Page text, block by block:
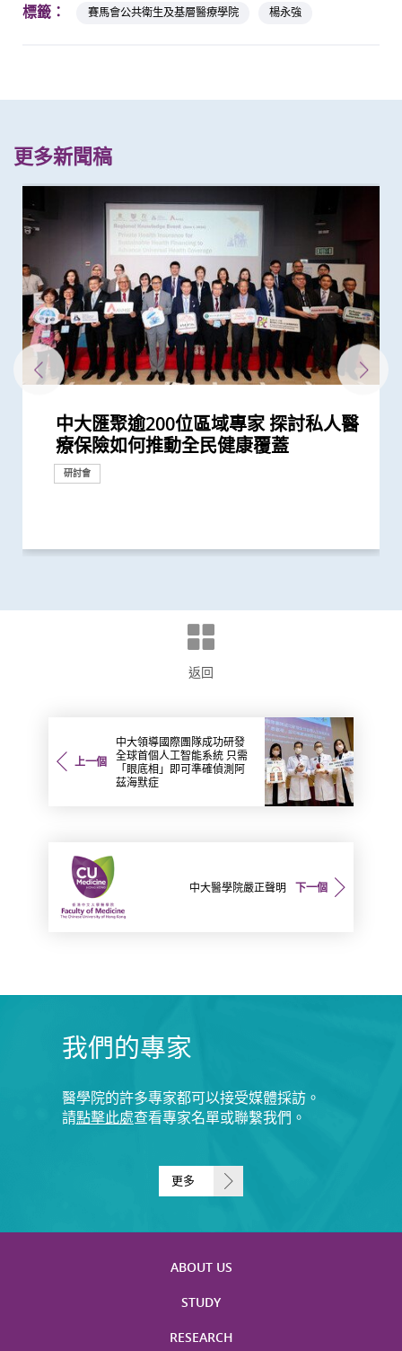
標籤： 賽馬會公共衛生及基層醫療學院 楊永強
更多新聞稿
中大匯聚逾200位區域專家 探討私人醫
療保險如何推動全民健康覆蓋
研討會
「賽馬會共建健康家庭計劃」開展第二
階段 加強支援本港多元族裔社群精神
健康
逾140位來自八個國家及地區代表雲集
中大 探討私人醫療保險在亞太地區醫
療系統的策略角色
中大醫學院研究顯示口服抗病毒藥物
「帕克斯洛維德」可將免疫力弱患者的
新冠後死亡風險降低42% 並揭示其與...
200多位亞太區公共衞生界代表雲集中
大 探討疫後醫療系統和社區抗疫力
研討會
中大研究顯示社區接觸環境對新冠肺炎
傳播起關鍵作用 娛樂場所是傳播次數
最多的主要接觸環境
香港中文大學健康公平研究所成立 發
布本港住屋負擔能力對身心健康的影響
研究結果
中大醫學院楊永強教授在莫慶堯訪問學
人講座談「善終治療」
研討會
中大醫學院全球研究揭示頭頸癌發病風
險存在地域差異 本港整體發病率高於
全球平均水平 全球女性發病風險趨升
中大與香港消防處簽署備忘錄 合辦必
修學科 為公共衞生和體育運動人才賦
能
賽馬會 We WATCH 優活健康計劃 優活
健康國際會議 引領生活方式醫學 社區
推動健康老齡化
中大完成全球首個分析溫度對人體近
3,000種血漿蛋白影響的研究 發現超過
八成與「血壓上升」或「缺血性心臟...
中大舉辦「健康校園論壇」推廣跨界別
身心健康計劃 及早加強學童抗逆力
健康推廣計劃
中大醫學院研究發現 城市發展及生活
方式或會增加氣管癌發病風險 宜加強
健康教育
中大與東南亞及英國學府共同研究 為
大型語言模型在公共衞生研究中的角色
帶來嶄新見解
中大研究顯示口服抗病毒藥物「帕克斯
洛維德」可降低新冠住院患者急症期後
死亡和出現後遺症的風險
中大與歐美合作夥伴共同領導國際研究
為自閉症患者男女失衡比例帶來嶄新見
解
中大成功研發精準計算模型 準確預測
病毒基因進化 助提升流感疫苗功效
研究
中大舉辦「健康校園論壇」推廣學童精
神健康 鼓勵參照世衛「健康促進學校
框架」 支援構建健康校園
中大分析文字報告發現新冠症狀會隨病
毒變異及疫苗接種情況改變 並證實人
工智能大型語言模型有助傳染病研究
中大推出「賽馬會 We WATCH 優活健
康計劃」全港首次採用「生活方式醫
學」 助中年人預防慢性疾病
中大研究顯示香港人雖長壽但老年殘疾
問題嚴重 地區間存在顯著社會經濟不
平等狀況
中大證實「醫健通」健康管理功能有助
糖尿病自我管理
研究
新冠疫苗復必泰及科興引發之「T細胞
反應」可有效預防不同新冠病毒變異株
引起的嚴重疾病
中大研究顯示新冠風土化期間市民願意
繼續戴口罩及用酒精消毒液潔手 但接
種新冠疫苗加強劑意願偏低
中大發現間皮瘤的女性發病率上升 高
收入國家的發病率較高
研究
中大發現原發性腦癌的年輕男性發病率
上升 以高收入國家的升幅較為顯著
研究
中大醫學院開展「賽馬會痛『正』能量
計劃」 引入創新痛症管理方法 連繫社
區支援服務
中大研究建議本港安老院舍應維持現有
防疫措施
研究
中大港大研究發現新冠口服藥可降低住
院患者死亡風險近八成 並可顯著減低
門診患者入院率近九成
中大成功開發實時生物信息平台評估新
冠疫苗效用 針對變異病毒 準確度達
95%
中大發現霍奇金淋巴癌發病率以亞洲升
幅最為顯著 本港男士發病率上升幅度
全球之冠
港大及中大醫學院聯合研究發現已接種
疫苗人士 在感染新型冠狀病毒變異株
Omicron後能對不同的新冠病毒變異...
中大醫學院發現東亞地區肺癌發病率及
死亡率冠絕全球
研究
中大醫學院調查發現 僅4分之1未接種
新冠疫苗人士有意於未來半年接種 必
須盡快增加接種誘因
中大醫學院推算全港約有二萬名未被發
現新冠感染者 研究證實本港所有疫苗
接種者均產生中和抗體 呼籲透過接種...
中大研發電腦演算平台 創新通過基因
數據實時評估疫苗功效
研究
中大研究顯示空氣污染地區居住者 可
安全地透過定期運動預防罹患糖尿病
研究
中大醫學院調查發現政府在推動新冠疫
苗接種上扮演最重要角色
研究
中大成功研發「全自動視網膜圖像分
析」技術計算自閉症風險 可用於自閉
症篩查 及早為患者提供治療
中大醫學院研究顯示吸煙為全球膀胱癌
主因 聯同多國專家制訂「經尿道膀胱
腫瘤整塊切除術」的臨床指引
中大醫學院發現胰臟癌有全球上升及年
輕化趨勢 女性上升幅度較高
研究
中大招募三千港人 偵查隱性新冠感染
拆解防疫關鍵
研究
中大醫學院公布「2019新型冠狀病毒社
區研究」結果
研究
香港中文大學賽馬會長者痛症緩解計劃
初步數據顯示九成受訪長者有兩個或以
上疼痛部位
響應世界高血壓日 中大推動「全民關
注血壓月」 呼籲大眾關注血壓
健康推廣計劃
香港中文大學 – 埃克塞特大學環境持續
與應變聯合研究中心 進行亞洲首個
「藍色空間對身心健康」研究 發現「...
「香港中文大學敬霆靜觀研究與培訓中
心」成立
研究
中大研究揭示子宮頸癌疫苗接種計劃的
成功關鍵
研究
中大研究顯示「行為激活及靜觀結合療
法」有助降低重性抑鬱症風險
研究
中大進行亞洲首項家居清潔劑對兒童健
康影響的全面流行病學研究 發現經常
使用家居清潔劑可增加引發兒童鼻炎...
中大研究發現本地每5名口咽癌患者1人
感染HPV病毒 推公眾篩查以了解口腔感
染HPV情況
香港中文大學全球衞生中心傑出講座系
列： Public Health England理念及應
對公共衞生危機經驗分享
香港中文大學全球衞生中心傑出講座系
列： 南非國家衞生部部長分享伊波拉
疫情對南非及非洲大陸的影響
中大成功研發全自動化視網膜圖像分析
系統 有助糖尿病患者預防中風
研究
中大「環保新思維」系列 中大建議香
港新空氣質素指標不應忽視粗顆粒污染
物
中大促請單車使用者佩戴頭盔及其他防
護措施 以減輕意外引致的腦創傷
研究
(只提供英文版本) Opening
Ceremony of International
Conference on Global Health and...
CCOU災害與人道救援研究所成立典禮
今日順利舉行
教育
中大「環保新思維」系列 研究發現本
港車輛排放二氧化氮比例有增加趨勢
或與政府推行柴油改善計劃有關
返回
上一個
中大領導國際團隊成功研發
全球首個人工智能系統 只需
「眼底相」即可準確偵測阿
茲海默症
下一個
中大醫學院嚴正聲明
我們的專家
醫學院的許多專家都可以接受媒體採訪。
請點擊此處查看專家名單或聯繫我們。
更多
ABOUT US
STUDY
RESEARCH